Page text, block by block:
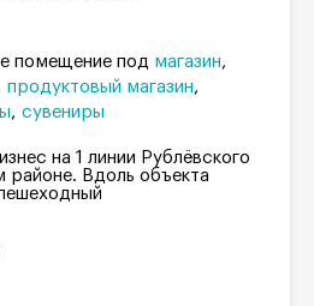
помещение под магазин
продуктовый магазин
сувениры
на 1 линии Рублёвского
Вдоль объекта